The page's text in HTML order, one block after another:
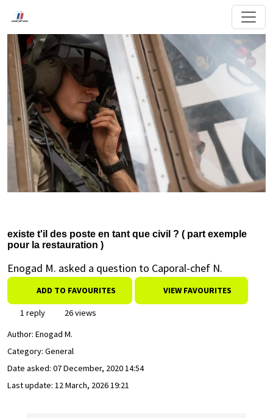
existe t'il des poste en tant que civil ? ( part exemple
pour la restauration )
Enogad M. asked a question to Caporal-chef N.
ADD TO FAVOURITES VIEW FAVOURITES
1 reply
26 views
Author: Enogad M.
Category: General
Date asked: 07 December, 2020 14:54
Last update: 12 March, 2026 19:21